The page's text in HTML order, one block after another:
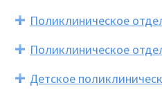
Поликлиническое
Поликлиническое
Детское